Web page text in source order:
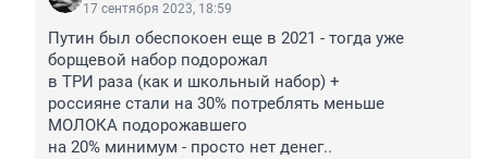
17 сентября 2023, 18:59
Путин был обеспокоен еще в 2021 - тогда уже
борщевой набор подорожал
в ТРИ раза (как и школьный набор) +
россияне стали на 30% потреблять меньше
МОЛОКА подорожавшего
на 20% минимум - просто нет денег..